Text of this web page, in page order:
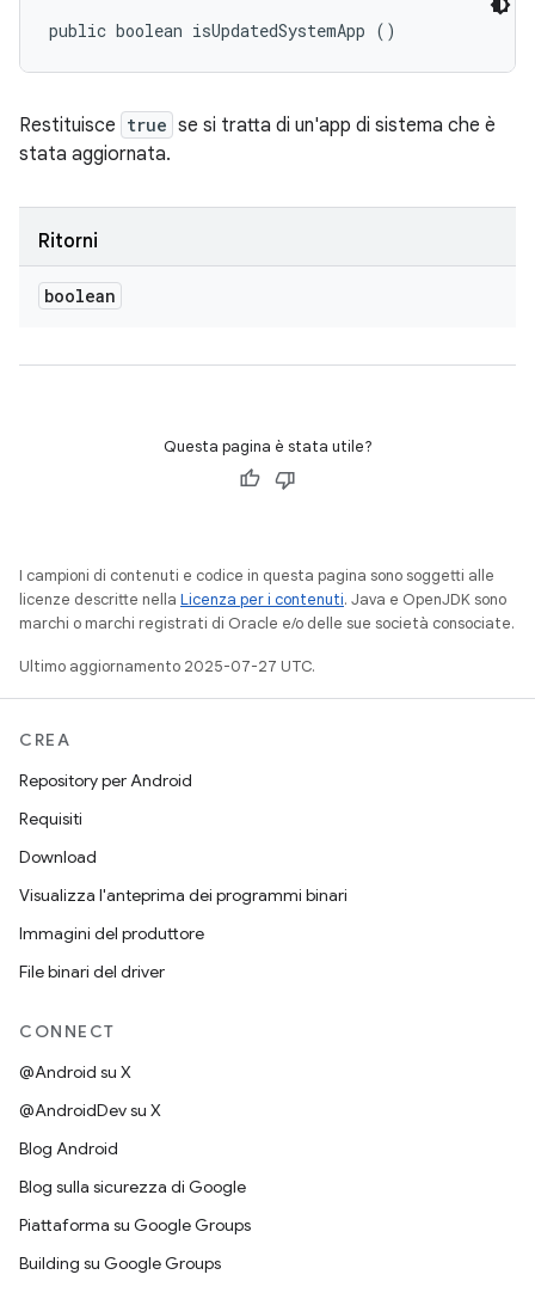
public boolean isUpdatedSystemApp ()
Restituisce true se si tratta di un'app di sistema che è
stata aggiornata.
Ritorni
boolean
Questa pagina è stata utile?
I campioni di contenuti e codice in questa pagina sono soggetti alle
licenze descritte nella Licenza per i contenuti. Java e OpenJDK sono
marchi o marchi registrati di Oracle e/o delle sue società consociate.
Ultimo aggiornamento 2025-07-27 UTC.
CREA
Repository per Android
Requisiti
Download
Visualizza l'anteprima dei programmi binari
Immagini del produttore
File binari del driver
CONNECT
@Android su X
@AndroidDev su X
Blog Android
Blog sulla sicurezza di Google
Piattaforma su Google Groups
Building su Google Groups